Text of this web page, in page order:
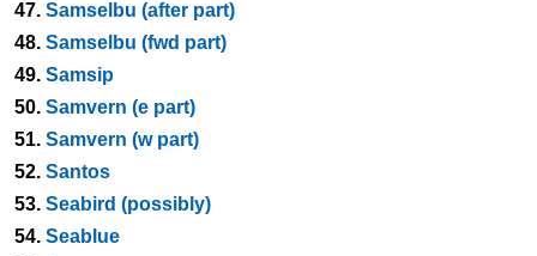
47. Samselbu (after part)
48. Samselbu (fwd part)
49. Samsip
50. Samvern (e part)
51. Samvern (w part)
52. Santos
53. Seabird (possibly)
54. Seablue